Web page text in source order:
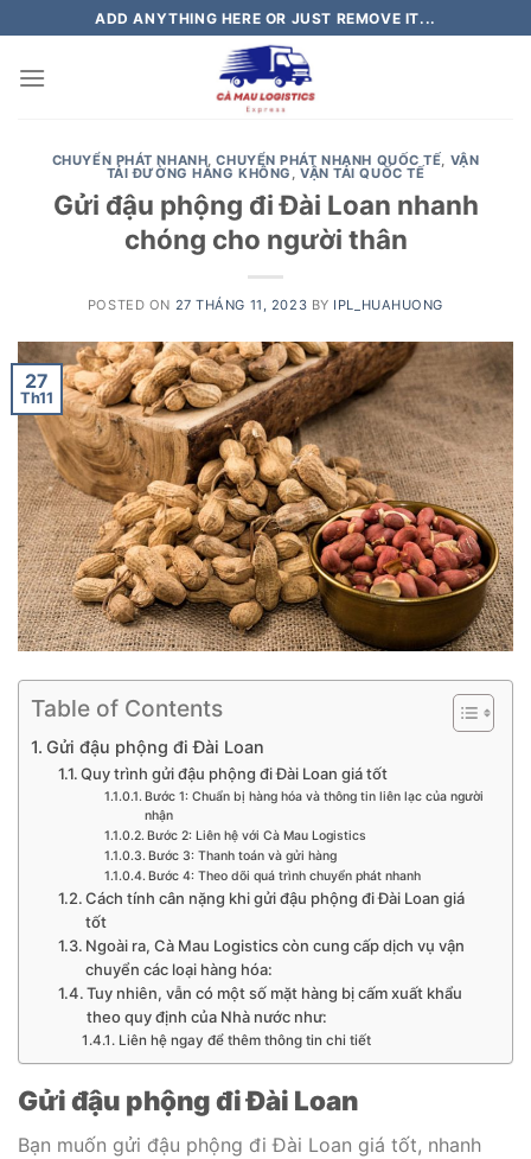
to
content
ADD ANYTHING HERE OR JUST REMOVE IT...
CHUYỂN PHÁT NHANH,CHUYỂN PHÁT NHANH QUỐC TẾ, VẬN
TẢI ĐƯỜNG HÀNG KHÔNG , VẬN TẢI QUỐC TẾ
Gửi đậu phộng đi Đài Loan nhanh
chóng cho người thân
POSTED ON 27 THÁNG 11, 2023 BY IPL_HUAHUONG
27
Th11
Table of Contents
Gửi đậu phộng đi Đài Loan
Quy trình gửi đậu phộng đi Đài Loan giá tốt
Bước 1: Chuẩn bị hàng hóa và thông tin liên lạc của người
nhận
Bước 2: Liên hệ với Cà Mau Logistics
Bước 3: Thanh toán và gửi hàng
Bước 4: Theo dõi quá trình chuyển phát nhanh
Cách tính cân nặng khi gửi đậu phộng đi Đài Loan giá
tốt
Ngoài ra, Cà Mau Logistics còn cung cấp dịch vụ vận
chuyển các loại hàng hóa:
Tuy nhiên, vẫn có một số mặt hàng bị cấm xuất khẩu
theo quy định của Nhà nước như:
Liên hệ ngay để thêm thông tin chi tiết
Gửi đậu phộng đi Đài Loan
Bạn muốn gửi đậu phộng đi Đài Loan giá tốt, nhanh